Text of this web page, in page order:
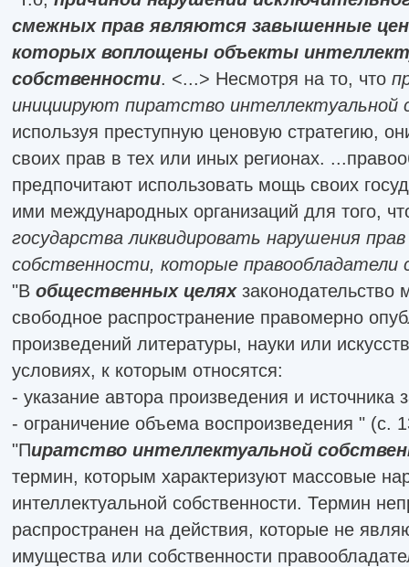
смежных прав являются завышенные
которых воплощены объекты
собственности. <...> Несмотря на то, что
инициируют пиратство интеллектуальной
используя преступную ценовую стратегию,
своих прав в тех или иных регионах.
предпочитают использовать мощь своих
ими международных организаций для того,
государства ликвидировать нарушения
собственности, которые правообладатели
"В общественных целяхзаконодательство
свободное распространение правомерно
произведений литературы, науки или
условиях, к которым относятся:
- указание автора произведения и источника
- ограничение объема воспроизведения " (с.
"Пиратство интеллектуальной
термин, которым характеризуют массовые
интеллектуальной собственности. Термин
распространен на действия, которые не
имущества или собственности